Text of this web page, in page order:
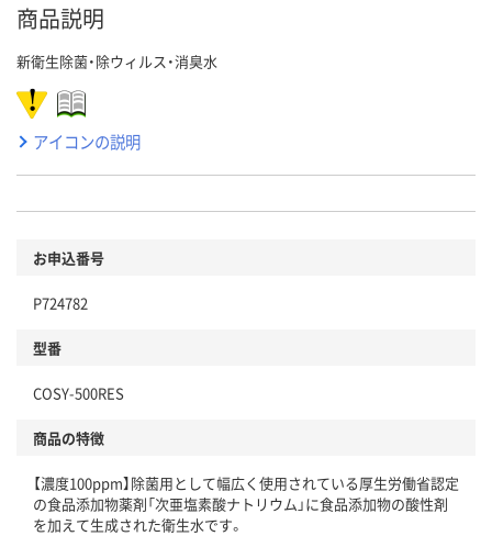
商品説明
新衛生除菌・除ウィルス・消臭水
アイコンの説明
お申込番号
P724782
型番
COSY-500RES
商品の特徴
【濃度100ppm】除菌用として幅広く使用されている厚生労働省認定
の食品添加物薬剤「次亜塩素酸ナトリウム」に食品添加物の酸性剤
を加えて生成された衛生水です。